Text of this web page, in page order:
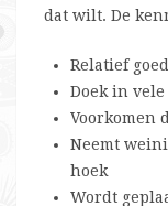
dat wilt. De
Relatief
Doek in
Voorkomen
Neemt
hoek
Wordt